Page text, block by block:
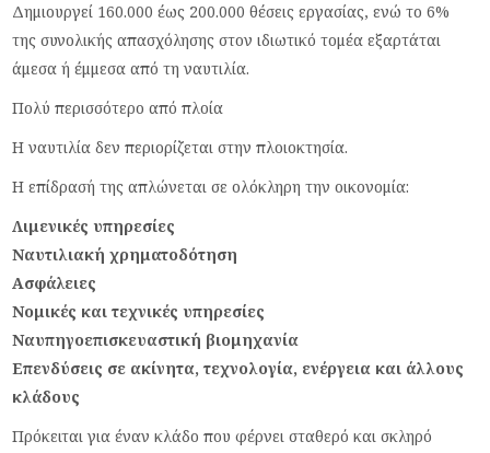
Δημιουργεί 160.000 έως 200.000 θέσεις εργασίας, ενώ το 6%
της συνολικής απασχόλησης στον ιδιωτικό τομέα εξαρτάται
άμεσα ή έμμεσα από τη ναυτιλία.
Πολύ περισσότερο από πλοία
Η ναυτιλία δεν περιορίζεται στην πλοιοκτησία.
Η επίδρασή της απλώνεται σε ολόκληρη την οικονομία:
Λιμενικές υπηρεσίες
Ναυτιλιακή χρηματοδότηση
Ασφάλειες
Νομικές και τεχνικές υπηρεσίες
Ναυπηγοεπισκευαστική βιομηχανία
Επενδύσεις σε ακίνητα, τεχνολογία, ενέργεια και άλλους
κλάδους
Πρόκειται για έναν κλάδο που φέρνει σταθερό και σκληρό